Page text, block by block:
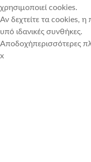
χρησιμοποιεί cookies.
Αν δεχτείτε τα cookies, η
υπό ιδανικές συνθήκες.
Αποδοχήπερισσότερες
x